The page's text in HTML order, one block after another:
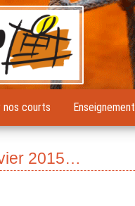
nos courts Enseignement
2015…